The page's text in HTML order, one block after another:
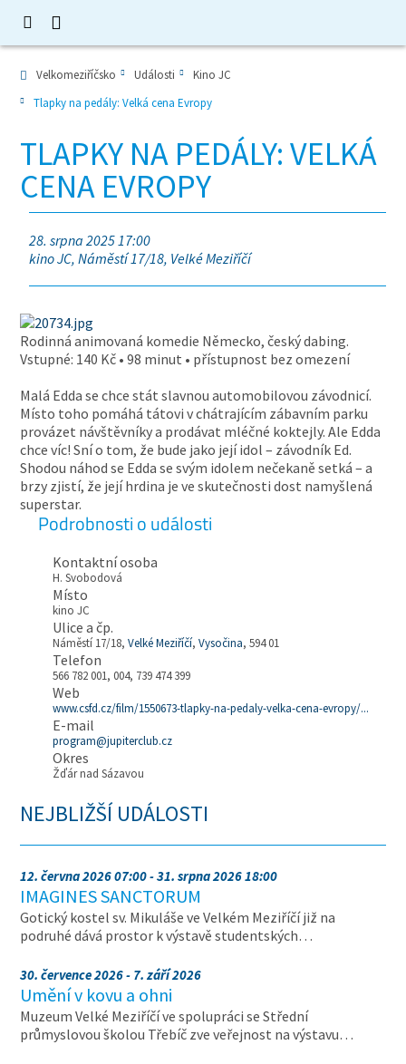
Velkomeziříčsko Události
Kino JC
Tlapky na pedály: Velká cena Evropy
TLAPKY NA PEDÁLY: VELKÁ
CENA EVROPY
28. srpna 2025 17:00
kino JC, Náměstí 17/18, Velké Meziříčí
Rodinná animovaná komedie Německo, český dabing.
Vstupné: 140 Kč • 98 minut • přístupnost bez omezení
Malá Edda se chce stát slavnou automobilovou závodnicí.
Místo toho pomáhá tátovi v chátrajícím zábavním parku
provázet návštěvníky a prodávat mléčné koktejly. Ale Edda
chce víc! Sní o tom, že bude jako její idol – závodník Ed.
Shodou náhod se Edda se svým idolem nečekaně setká – a
brzy zjistí, že její hrdina je ve skutečnosti dost namyšlená
superstar.
Podrobnosti o události
Kontaktní osoba
H. Svobodová
Místo
kino JC
Ulice a čp.
Náměstí 17/18,Velké Meziříčí,Vysočina, 594 01
Telefon
566 782 001, 004, 739 474 399
Web
www.csfd.cz/film/1550673-tlapky-na-pedaly-velka-cena-evropy/...
E-mail
program@jupiterclub.cz
Okres
Žďár nad Sázavou
NEJBLIŽŠÍ UDÁLOSTI
12. června 2026 07:00 - 31. srpna 2026 18:00
IMAGINES SANCTORUM
Gotický kostel sv. Mikuláše ve Velkém Meziříčí již na
podruhé dává prostor k výstavě studentských…
30. července 2026 - 7. září 2026
Umění v kovu a ohni
Muzeum Velké Meziříčí ve spolupráci se Střední
průmyslovou školou Třebíč zve veřejnost na výstavu…